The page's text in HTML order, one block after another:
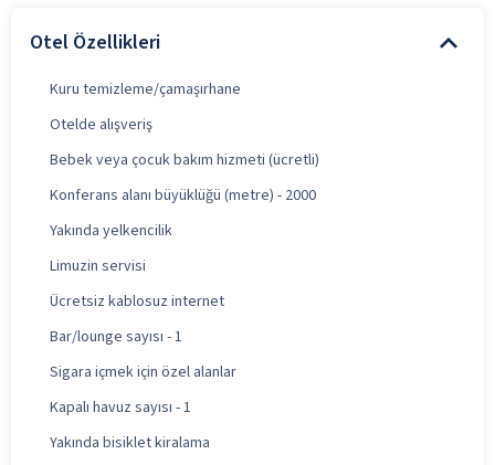
Otel Özellikleri
Kuru temizleme/çamaşırhane
Otelde alışveriş
Bebek veya çocuk bakım hizmeti (ücretli)
Konferans alanı büyüklüğü (metre) - 2000
Yakında yelkencilik
Limuzin servisi
Ücretsiz kablosuz internet
Bar/lounge sayısı - 1
Sigara içmek için özel alanlar
Kapalı havuz sayısı - 1
Yakında bisiklet kiralama